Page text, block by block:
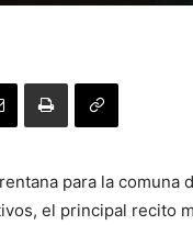
para la comuna
el principal recito